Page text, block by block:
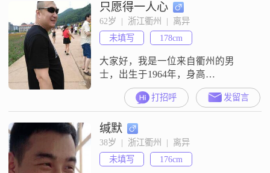
高中及以下，但我一直保持着学习
的热情，努力提升自己的能力
##3002##在生活中，我是一个耐心
包容的人，善于倾听他人的想法和
感受##3002##
只愿得一人心
62岁  |  浙江衢州  |  离异
未填写
178cm
大家好，我是一位来自衢州的男
士，出生于1964年，身高
178cm##3002##我在工作中一直保持
着稳定的态度，月收入在5001到
8000元之间##3002##我拥有大专学
历，在衢州这个美丽的城市里，我
有着自己的生活和工作圈子
##3002##说到我的性格特点，我觉
得自己稳重可靠，做事情总是深思
打招呼 发留言
缄默
38岁  |  浙江衢州  |  离异
未填写
176cm